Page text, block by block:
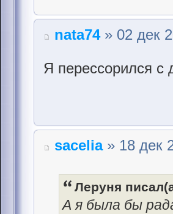
nata74» 02 дек
Я перессорился с
sacelia» 18 дек
Леруня
А я была бы